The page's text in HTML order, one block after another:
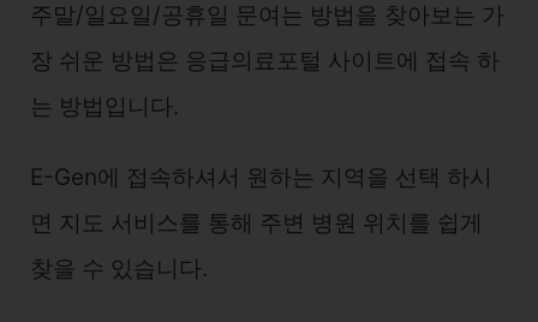
주말/일요일/공휴일 문여는 방법을 찾아보는 가
장 쉬운 방법은 응급의료포털 사이트에 접속 하
는 방법입니다.
E-Gen에 접속하셔서 원하는 지역을 선택 하시
면 지도 서비스를 통해 주변 병원 위치를 쉽게
찾을 수 있습니다.